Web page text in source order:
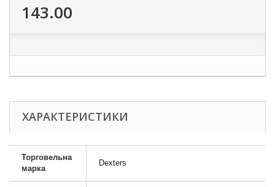
143.00
ХАРАКТЕРИСТИКИ
Торговельна
марка
Dexters